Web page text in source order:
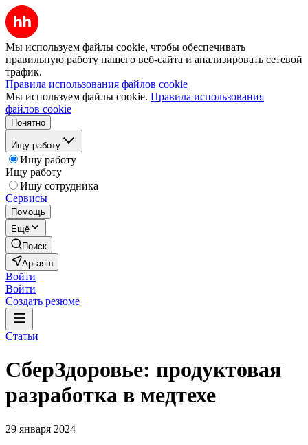
Мы используем файлы cookie, чтобы обеспечивать
правильную работу нашего веб-сайта и анализировать сетевой
трафик.
Правила использования файлов cookie
Мы используем файлы cookie. Правила использования
файлов cookie
Понятно
Ищу работу
Ищу работу
Ищу работу
Ищу сотрудника
Сервисы
Помощь
Ещё
Поиск
Аргаяш
Войти
Войти
Создать резюме
Статьи
СберЗдоровье: продуктовая
разработка в медтехе
29 января 2024